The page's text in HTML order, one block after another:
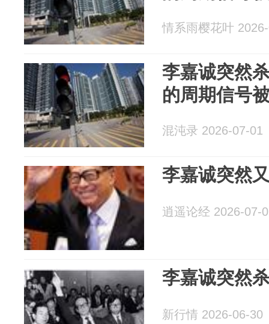
情系雨樱花叶
李嘉诚突然
的周期信号
混沌录 2026-07-01
李嘉诚突然
逍遥论经 2026-07-
李嘉诚突然
新行情 2026-06-30